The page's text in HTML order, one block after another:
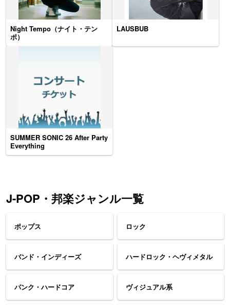
Night Tempo（ナイト・テン
ポ）
LAUSBUB
SUMMER SONIC 26 After Party
Everything
J-POP・邦楽ジャンル一覧
ポップス ロック
バンド・インディーズ ハードロック・ヘヴィメタル
パンク・ハードコア ヴィジュアル系